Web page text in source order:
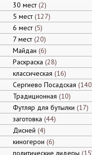
30 мест 2
5 мест 127
6 мест 5
7 мест 20
Майдан 6
Раскраска 28
классическая 16
Сергиево Посадская 140
Традиционная 10
Футляр для бутылки 17
заготовка 44
Дисней 4
киногерои 6
политические лидеры 15